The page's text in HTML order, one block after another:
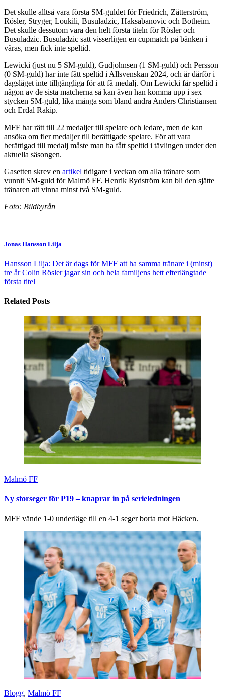
Det skulle alltså vara första SM-guldet för Friedrich, Zätterström,
Rösler, Stryger, Loukili, Busuladzic, Haksabanovic och Botheim.
Det skulle dessutom vara den helt första titeln för Rösler och
Busuladzic. Busuladzic satt visserligen en cupmatch på bänken i
våras, men fick inte speltid.
Lewicki (just nu 5 SM-guld), Gudjohnsen (1 SM-guld) och Persson
(0 SM-guld) har inte fått speltid i Allsvenskan 2024, och är därför i
dagsläget inte tillgängliga för att få medalj. Om Lewicki får speltid i
någon av de sista matcherna så kan även han komma upp i sex
stycken SM-guld, lika många som bland andra Anders Christiansen
och Erdal Rakip.
MFF har rätt till 22 medaljer till spelare och ledare, men de kan
ansöka om fler medaljer till berättigade spelare. För att vara
berättigad till medalj måste man ha fått speltid i tävlingen under den
aktuella säsongen.
Gasetten skrev en artikel tidigare i veckan om alla tränare som
vunnit SM-guld för Malmö FF. Henrik Rydström kan bli den sjätte
tränaren att vinna minst två SM-guld.
Foto: Bildbyrån
Jonas Hansson Lilja
Hansson Lilja: Det är dags för MFF att ha samma tränare i (minst)
tre årColin Rösler jagar sin och hela familjens hett efterlängtade
första titel
Related Posts
Malmö FF
Ny storseger för P19 – knaprar in på serieledningen
MFF vände 1-0 underläge till en 4-1 seger borta mot Häcken.
Blogg, Malmö FF